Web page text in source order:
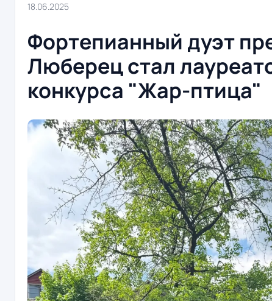
18.06.2025
Фортепианный дуэт
Люберец стал
конкурса "Жар-птица"